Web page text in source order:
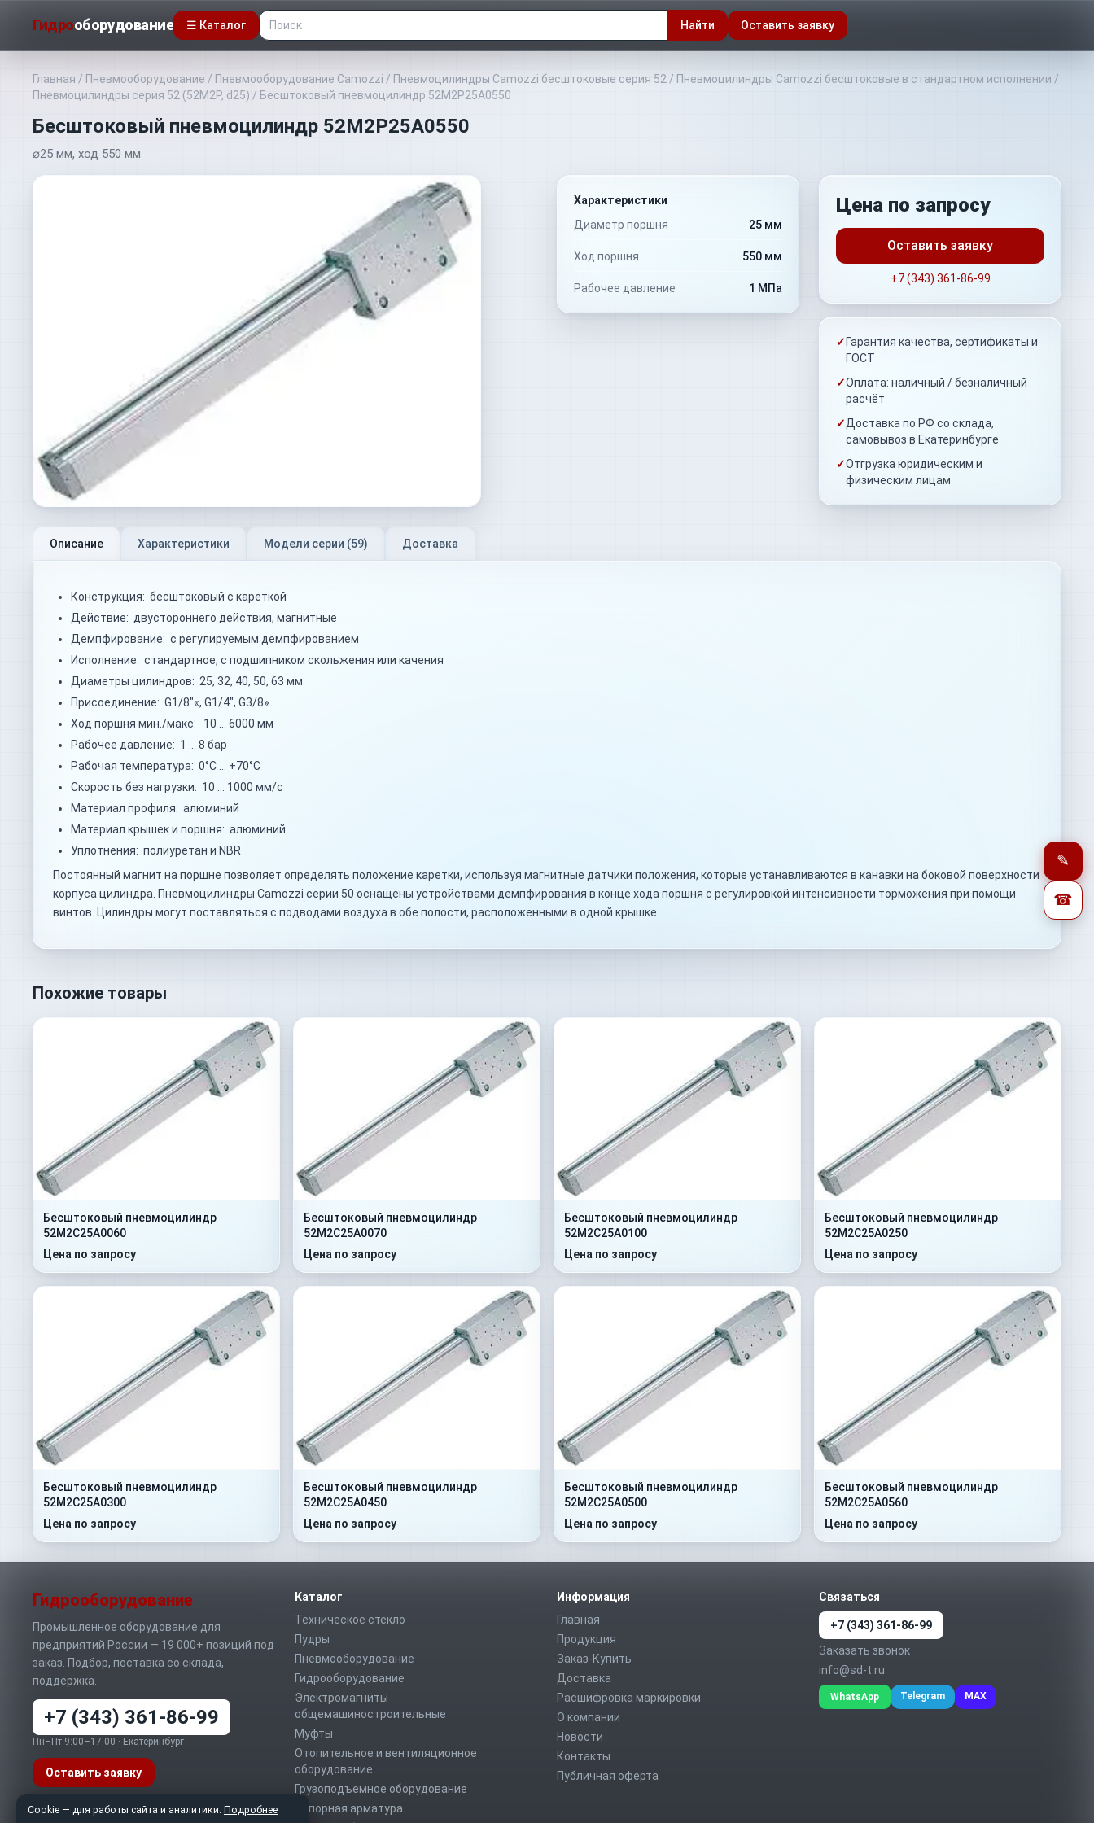
Гидрооборудование ☰ Каталог Найти Оставить заявку
Главная / Пневмооборудование / Пневмооборудование Camozzi / Пневмоцилиндры Camozzi бесштоковые серия 52 / Пневмоцилиндры Camozzi бесштоковые в стандартном исполнении /
Пневмоцилиндры серия 52 (52M2P, d25) / Бесштоковый пневмоцилиндр 52M2P25A0550
Бесштоковый пневмоцилиндр 52M2P25A0550
⌀25 мм, ход 550 мм
Характеристики
Диаметр поршня
25 мм
Ход поршня 550 мм
Рабочее давление 1 МПа
Цена по запросу
Оставить заявку
+7 (343) 361-86-99
✓ Гарантия качества, сертификаты и
ГОСТ
✓Оплата: наличный / безналичный
расчёт
✓Доставка по РФ со склада,
самовывоз в Екатеринбурге
✓Отгрузка юридическим и
физическим лицам
Описание Характеристики Модели серии (59) Доставка
Конструкция: бесштоковый с кареткой
Действие: двустороннего действия, магнитные
Демпфирование: с регулируемым демпфированием
Исполнение: стандартное, с подшипником скольжения или качения
Диаметры цилиндров: 25, 32, 40, 50, 63 мм
Присоединение: G1/8"«, G1/4", G3/8»
Ход поршня мин./макс: 10 … 6000 мм
Рабочее давление: 1 … 8 бар
Рабочая температура: 0°C … +70°C
Скорость без нагрузки: 10 … 1000 мм/с
Материал профиля: алюминий
Материал крышек и поршня: алюминий
Уплотнения: полиуретан и NBR
Постоянный магнит на поршне позволяет определять положение каретки, используя магнитные датчики положения, которые устанавливаются в канавки на боковой поверхности
корпуса цилиндра. Пневмоцилиндры Camozzi серии 50 оснащены устройствами демпфирования в конце хода поршня с регулировкой интенсивности торможения при помощи
винтов. Цилиндры могут поставляться с подводами воздуха в обе полости, расположенными в одной крышке.
Похожие товары
Бесштоковый пневмоцилиндр
52M2C25A0060
Цена по запросу
Бесштоковый пневмоцилиндр
52M2C25A0070
Цена по запросу
Бесштоковый пневмоцилиндр
52M2C25A0100
Цена по запросу
Бесштоковый пневмоцилиндр
52M2C25A0250
Цена по запросу
Бесштоковый пневмоцилиндр
52M2C25A0300
Цена по запросу
Бесштоковый пневмоцилиндр
52M2C25A0450
Цена по запросу
Бесштоковый пневмоцилиндр
52M2C25A0500
Цена по запросу
Бесштоковый пневмоцилиндр
52M2C25A0560
Цена по запросу
Гидрооборудование
Промышленное оборудование для
предприятий России — 19 000+ позиций под
заказ. Подбор, поставка со склада,
поддержка.
+7 (343) 361-86-99
Пн–Пт 9:00–17:00 · Екатеринбург
Оставить заявку
WhatsApp Telegram MAX
Каталог
Техническое стекло
Пудры
Пневмооборудование
Гидрооборудование
Электромагниты
общемашиностроительные
Муфты
Отопительное и вентиляционное
оборудование
Грузоподъемное оборудование
Запорная арматура
Информация
Главная
Продукция
Заказ-Купить
Доставка
Расшифровка маркировки
О компании
Новости
Контакты
Публичная оферта
Связаться
+7 (343) 361-86-99
Заказать звонок
info@sd-t.ru
WhatsApp Telegram MAX
Cookie — для работы сайта и аналитики. Подробнее
✎
☎